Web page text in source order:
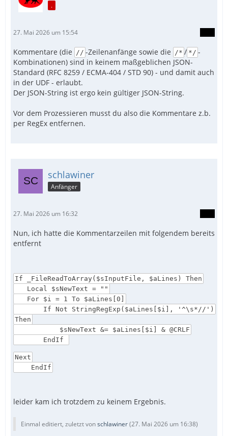
.
27. Mai 2026 um 15:54
Kommentare (die // -Zeilenanfänge sowie die /* / */ -
Kombinationen) sind in keinem maßgeblichen JSON-
Standard (RFC 8259 / ECMA-404 / STD 90) - und damit auch
in der UDF - erlaubt.
Der JSON-String ist ergo kein gültiger JSON-String.
Vor dem Prozessieren musst du also die Kommentare z.b.
per RegEx entfernen.
schlawiner
Anfänger
27. Mai 2026 um 16:32
Nun, ich hatte die Kommentarzeilen mit folgendem bereits
entfernt
If _FileReadToArray($sInputFile, $aLines) Then
Local $sNewText = ""
For $i = 1 To $aLines[0]
If Not StringRegExp($aLines[$i], '^\s*//')
Then
$sNewText &= $aLines[$i] & @CRLF
EndIf
Next
EndIf
leider kam ich trotzdem zu keinem Ergebnis.
Einmal editiert, zuletzt vonschlawiner(27. Mai 2026 um 16:38)